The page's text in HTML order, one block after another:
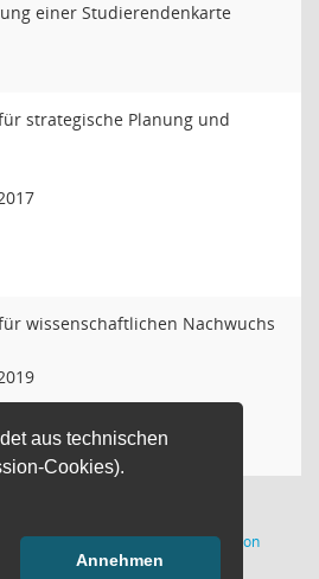
aus technischen
Cookies).
Annehmen
einer Studierendenkarte
strategische Planung und
wissenschaftlichen Nachwuchs
Software:SitzungsdienstSession(Wird in